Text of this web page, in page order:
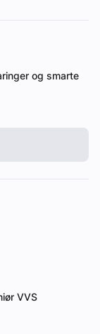
og smarte
VVS